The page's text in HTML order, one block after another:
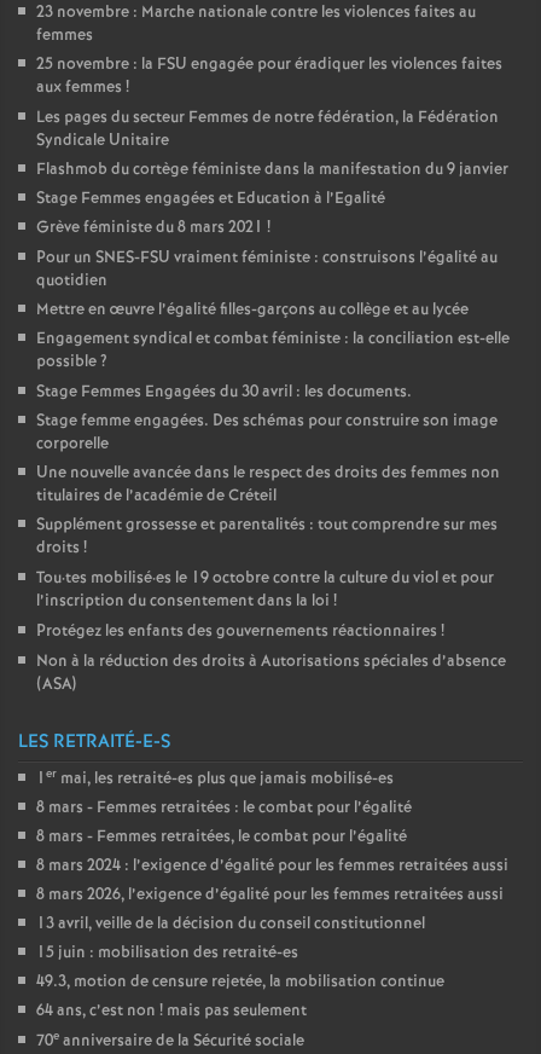
23 novembre : Marche nationale contre les violences faites au
femmes
25 novembre : la FSU engagée pour éradiquer les violences faites
aux femmes !
Les pages du secteur Femmes de notre fédération, la Fédération
Syndicale Unitaire
Flashmob du cortège féministe dans la manifestation du 9 janvier
Stage Femmes engagées et Education à l’Egalité
Grève féministe du 8 mars 2021 !
Pour un SNES-FSU vraiment féministe : construisons l’égalité au
quotidien
Mettre en œuvre l’égalité filles-garçons au collège et au lycée
Engagement syndical et combat féministe : la conciliation est-elle
possible?
Stage Femmes Engagées du 30 avril : les documents.
Stage femme engagées. Des schémas pour construire son image
corporelle
Une nouvelle avancée dans le respect des droits des femmes non
titulaires de l’académie de Créteil
Supplément grossesse et parentalités : tout comprendre sur mes
droits !
Tou·tes mobilisé·es le 19 octobre contre la culture du viol et pour
l’inscription du consentement dans la loi !
Protégez les enfants des gouvernements réactionnaires !
Non à la réduction des droits à Autorisations spéciales d’absence
(ASA)
LES RETRAITÉ-E-S
1 er mai, les retraité-es plus que jamais mobilisé-es
8 mars - Femmes retraitées : le combat pour l’égalité
8 mars - Femmes retraitées, le combat pour l’égalité
8 mars 2024 : l’exigence d’égalité pour les femmes retraitées aussi
8 mars 2026, l’exigence d’égalité pour les femmes retraitées aussi
13 avril, veille de la décision du conseil constitutionnel
15 juin : mobilisation des retraité-es
49.3, motion de censure rejetée, la mobilisation continue
64 ans, c’est non ! mais pas seulement
70e anniversaire de la Sécurité sociale